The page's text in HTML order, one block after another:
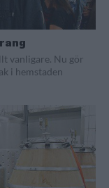
vanligare. Nu gör
i hemstaden